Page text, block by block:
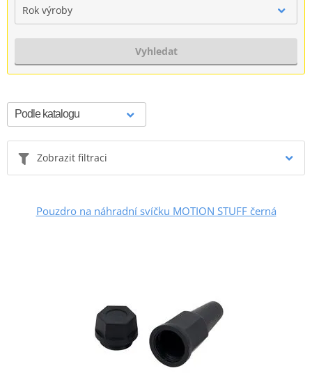
Rok výroby
Vyhledat
Zobrazit filtraci
Pouzdro na náhradní svíčku MOTION STUFF černá